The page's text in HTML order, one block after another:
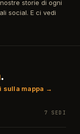
storie di ogni
social. E ci vedi
.
sulla mappa →
7 SEDI